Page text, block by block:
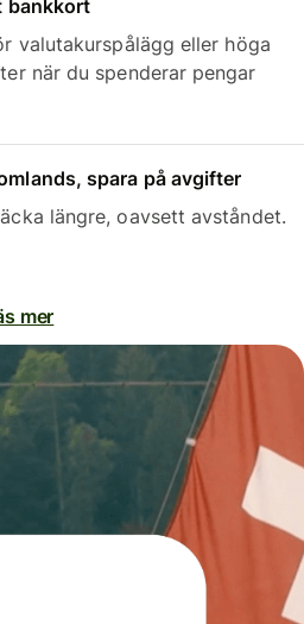
bankkort
valutakurspålägg eller höga
när du spenderar pengar
spara på avgifter
längre, oavsett avståndet.
mer